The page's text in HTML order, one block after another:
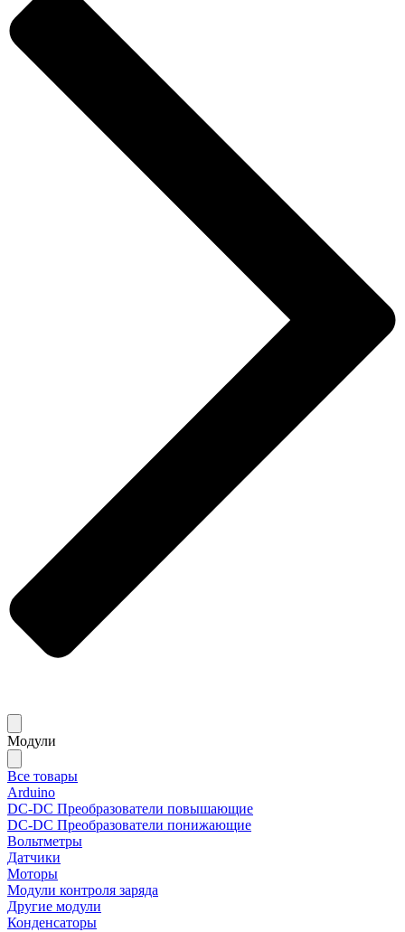
Модули
Все товары
Arduino
DC-DC Преобразователи повышающие
DC-DC Преобразователи понижающие
Вольтметры
Датчики
Моторы
Модули контроля заряда
Другие модули
Конденсаторы